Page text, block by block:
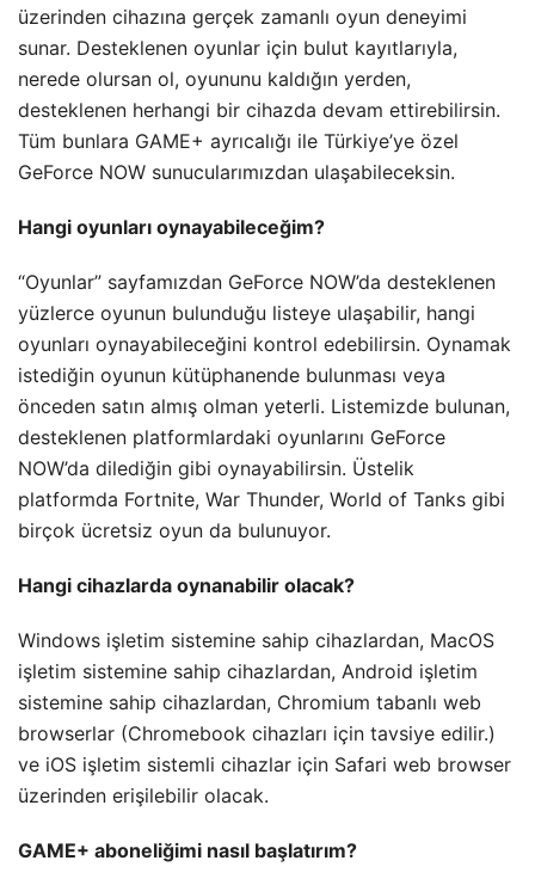
üzerinden cihazına gerçek zamanlı oyun deneyimi
sunar. Desteklenen oyunlar için bulut kayıtlarıyla,
nerede olursan ol, oyununu kaldığın yerden,
desteklenen herhangi bir cihazda devam ettirebilirsin.
Tüm bunlara GAME+ ayrıcalığı ile Türkiye’ye özel
GeForce NOW sunucularımızdan ulaşabileceksin.
Hangi oyunları oynayabileceğim?
“Oyunlar” sayfamızdan GeForce NOW’da desteklenen
yüzlerce oyunun bulunduğu listeye ulaşabilir, hangi
oyunları oynayabileceğini kontrol edebilirsin. Oynamak
istediğin oyunun kütüphanende bulunması veya
önceden satın almış olman yeterli. Listemizde bulunan,
desteklenen platformlardaki oyunlarını GeForce
NOW’da dilediğin gibi oynayabilirsin. Üstelik
platformda Fortnite, War Thunder, World of Tanks gibi
birçok ücretsiz oyun da bulunuyor.
Hangi cihazlarda oynanabilir olacak?
Windows işletim sistemine sahip cihazlardan, MacOS
işletim sistemine sahip cihazlardan, Android işletim
sistemine sahip cihazlardan, Chromium tabanlı web
browserlar (Chromebook cihazları için tavsiye edilir.)
ve iOS işletim sistemli cihazlar için Safari web browser
üzerinden erişilebilir olacak.
GAME+ aboneliğimi nasıl başlatırım?